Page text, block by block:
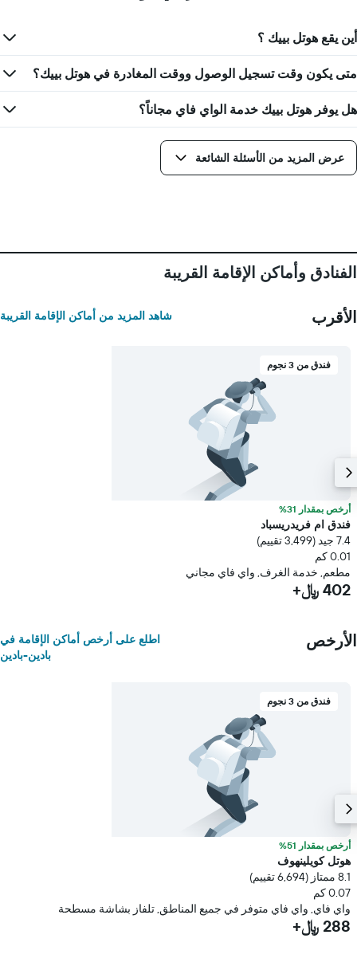
1
محور
الذي
أيام
الأسبوع.
يتضمن
المخطط
التالي
يعرض
متوسط
سعر
أين يقع هوتل بييك ؟
متى يكون وقت تسجيل الوصول ووقت المغادرة في هوتل بييك؟
هل يوفر هوتل بييك خدمة الواي فاي مجاناً؟
عرض المزيد من الأسئلة الشائعة
الفنادق وأماكن الإقامة القريبة
الأقرب شاهد المزيد من أماكن الإقامة القريبة
فندق من 3 نجوم
أرخص بمقدار 31%
فندق ام فريدريسباد
7.4 جيد (3,499 تقييم)
0.01 كم
مطعم, خدمة الغرف, واي فاي مجاني
402 ﷼+
الأرخص
اطلع على أرخص أماكن الإقامة في
بادين-بادين
فندق من 3 نجوم
أرخص بمقدار 51%
هوتل كويلينهوف
8.1 ممتاز (6,694 تقييم)
0.07 كم
واي فاي, واي فاي متوفر في جميع المناطق, تلفاز بشاشة مسطحة
288 ﷼+